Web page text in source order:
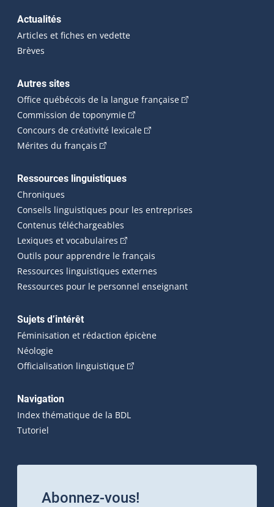
Actualités
Articles et fiches en vedette
Brèves
Autres sites
Office québécois de la langue française(Cet hyperlien
Commission de toponymie(Cet hyperlien externe s'ouvrira
Concours de créativité lexicale(Cet hyperlien externe
Mérites du français (Cet hyperlien externe s'ouvrira dans une
Ressources linguistiques
Chroniques
Conseils linguistiques pour les entreprises
Contenus téléchargeables
Lexiques et vocabulaires (Cet hyperlien externe s'ouvrira
Outils pour apprendre le français
Ressources linguistiques externes
Ressources pour le personnel enseignant
Sujets d’intérêt
Féminisation et rédaction épicène
Néologie
Officialisation linguistique(Cet hyperlien externe s'ouvrira
Navigation
Index thématique de la BDL
Tutoriel
Abonnez-vous!